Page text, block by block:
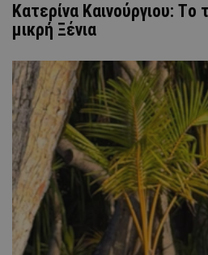
Κατερίνα Καινούργιου:
μικρή Ξένια